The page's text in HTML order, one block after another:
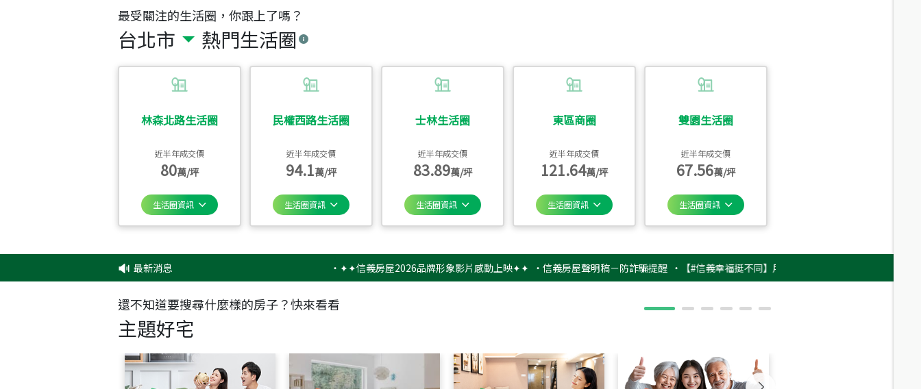
最受關注的生活圈，你跟上了嗎？
台北市 熱門生活圈
林森北路生活圈
近半年成交價
80萬/坪
生活圈資訊
民權西路生活圈
近半年成交價
94.1萬/坪
生活圈資訊
士林生活圈
近半年成交價
83.89萬/坪
生活圈資訊
東區商圈
近半年成交價
121.64萬/坪
生活圈資訊
雙園生活圈
近半年成交價
67.56萬/坪
生活圈資訊
最新消息 ✦✦信義房屋2026品牌形象影片感動上映✦✦ ‧信義房屋聲明稿－防詐騙提醒 ‧【#信義幸福挺不同】用實力，讓升職免抽號碼牌！最新雇主品
還不知道要搜尋什麼樣的房子？快來看看
主題好宅